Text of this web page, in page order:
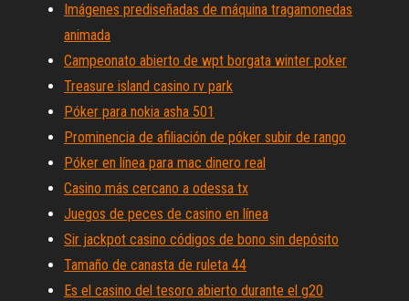
Imágenes prediseñadas de máquina tragamonedas
animada
Campeonato abierto de wpt borgata winter poker
Treasure island casino rv park
Póker para nokia asha 501
Prominencia de afiliación de póker subir de rango
Póker en línea para mac dinero real
Casino más cercano a odessa tx
Juegos de peces de casino en línea
Sir jackpot casino códigos de bono sin depósito
Tamaño de canasta de ruleta 44
Es el casino del tesoro abierto durante el g20